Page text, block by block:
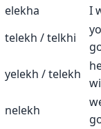
elekha
I
telekh / telkhi
yelekh / telekh
nelekh